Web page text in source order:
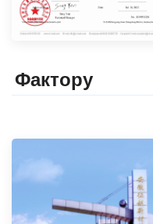
Факторy